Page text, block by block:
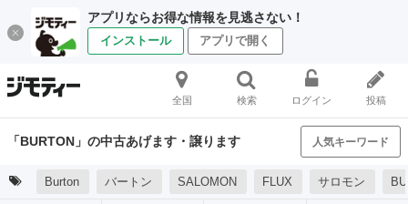
アプリならお得な情報を見逃さない！
インストール アプリで開く
全国 検索 ログイン 投稿
「BURTON」の中古あげます・譲ります 人気キーワード
Burton バートン SALOMON FLUX サロモン